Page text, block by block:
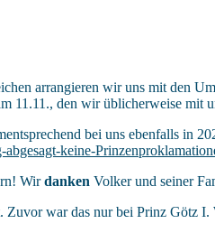
arrangieren wir uns mit den
11.11., den wir üblicherweise mit
bei uns ebenfalls in
keine-
Wirdanken Volker und seiner
war das nur bei Prinz Götz